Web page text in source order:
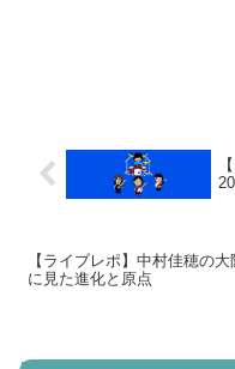
【ライブレポ】中村佳穂の
に見た進化と原点